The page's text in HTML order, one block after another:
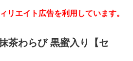
リエイト広告を利用しています。
茶わらび 黒蜜入り【セ